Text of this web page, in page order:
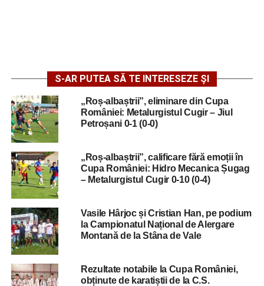
S-AR PUTEA SĂ TE INTERESEZE ȘI
„Roș-albaștrii”, eliminare din Cupa
României: Metalurgistul Cugir – Jiul
Petroșani 0-1 (0-0)
„Roș-albaștrii”, calificare fără emoții în
Cupa României: Hidro Mecanica Șugag
– Metalurgistul Cugir 0-10 (0-4)
Vasile Hârjoc și Cristian Han, pe podium
la Campionatul Național de Alergare
Montană de la Stâna de Vale
Rezultate notabile la Cupa României,
obținute de karatiștii de la C.S.